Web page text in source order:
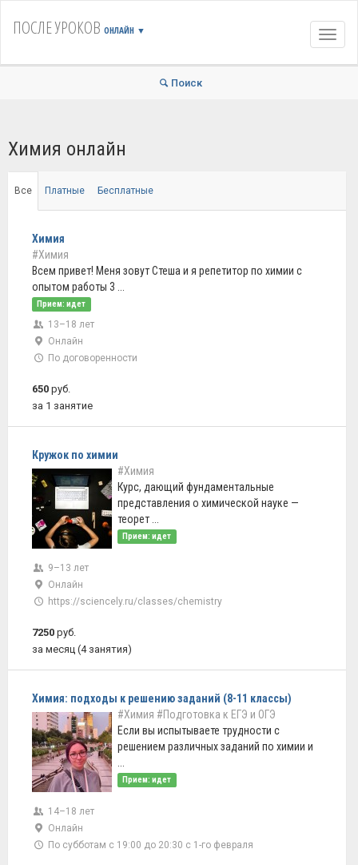
ПОСЛЕ УРОКОВ ОНЛАЙН ▼
Поиск
Химия онлайн
Все Платные Бесплатные
Химия
#Химия
Всем привет! Меня зовут Стеша и я репетитор по химии с
опытом работы 3 ...
Прием: идет
13–18 лет
Онлайн
По договоренности
650 руб.
за 1 занятие
Кружок по химии
#Химия
Курс, дающий фундаментальные
представления о химической науке —
теорет ...
Прием: идет
9–13 лет
Онлайн
https://sciencely.ru/classes/chemistry
7250 руб.
за месяц (4 занятия)
Химия: подходы к решению заданий (8-11 классы)
#Химия #Подготовка к ЕГЭ и ОГЭ
Если вы испытываете трудности с
решением различных заданий по химии и
Прием: идет
14–18 лет
Онлайн
По субботам с 19:00 до 20:30 с 1-го февраля